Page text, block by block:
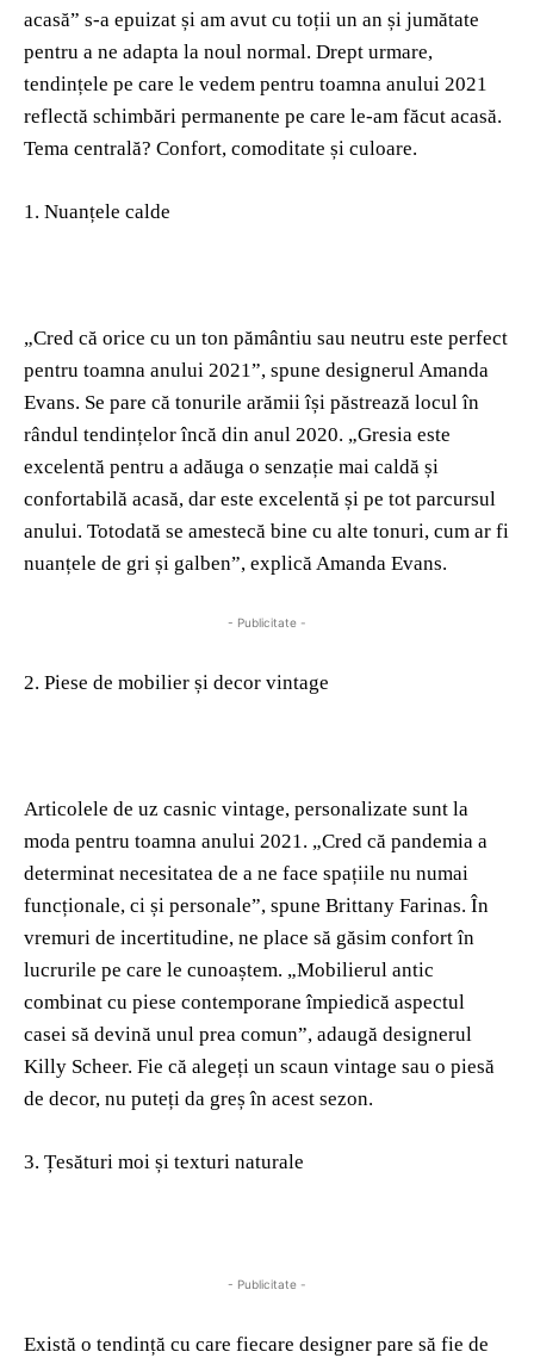
acasă” s-a epuizat și am avut cu toții un an și jumătate
pentru a ne adapta la noul normal. Drept urmare,
tendințele pe care le vedem pentru toamna anului 2021
reflectă schimbări permanente pe care le-am făcut acasă.
Tema centrală? Confort, comoditate și culoare.
1. Nuanțele calde
„Cred că orice cu un ton pământiu sau neutru este perfect
pentru toamna anului 2021”, spune designerul Amanda
Evans. Se pare că tonurile arămii își păstrează locul în
rândul tendințelor încă din anul 2020. „Gresia este
excelentă pentru a adăuga o senzație mai caldă și
confortabilă acasă, dar este excelentă și pe tot parcursul
anului. Totodată se amestecă bine cu alte tonuri, cum ar fi
nuanțele de gri și galben”, explică Amanda Evans.
- Publicitate -
2. Piese de mobilier și decor vintage
Articolele de uz casnic vintage, personalizate sunt la
moda pentru toamna anului 2021. „Cred că pandemia a
determinat necesitatea de a ne face spațiile nu numai
funcționale, ci și personale”, spune Brittany Farinas. În
vremuri de incertitudine, ne place să găsim confort în
lucrurile pe care le cunoaștem. „Mobilierul antic
combinat cu piese contemporane împiedică aspectul
casei să devină unul prea comun”, adaugă designerul
Killy Scheer. Fie că alegeți un scaun vintage sau o piesă
de decor, nu puteți da greș în acest sezon.
3. Țesături moi și texturi naturale
- Publicitate -
Există o tendință cu care fiecare designer pare să fie de